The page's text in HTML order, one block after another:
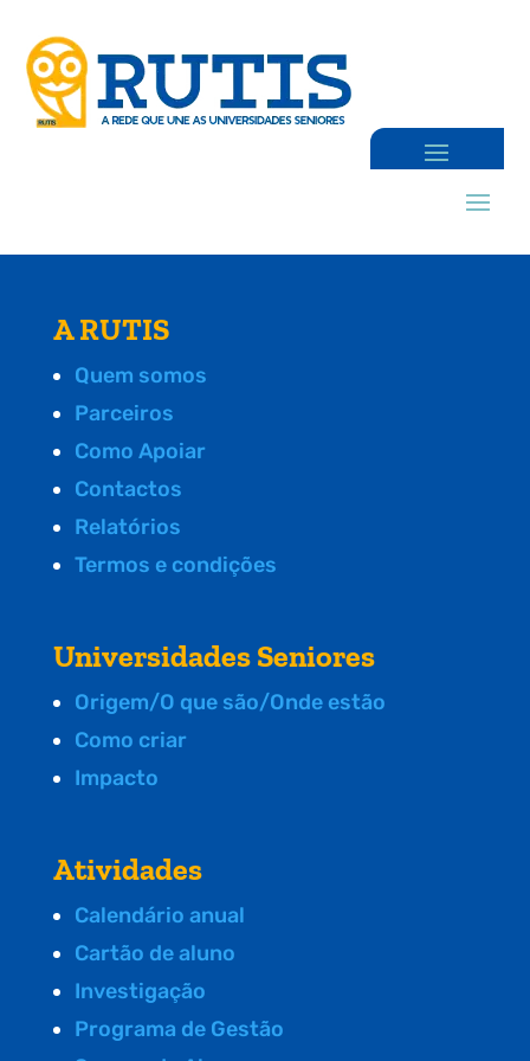
A RUTIS
Quem somos
Parceiros
Como Apoiar
Contactos
Relatórios
Termos e condições
Universidades Seniores
Origem/O que são/Onde estão
Como criar
Impacto
Atividades
Calendário anual
Cartão de aluno
Investigação
Programa de Gestão